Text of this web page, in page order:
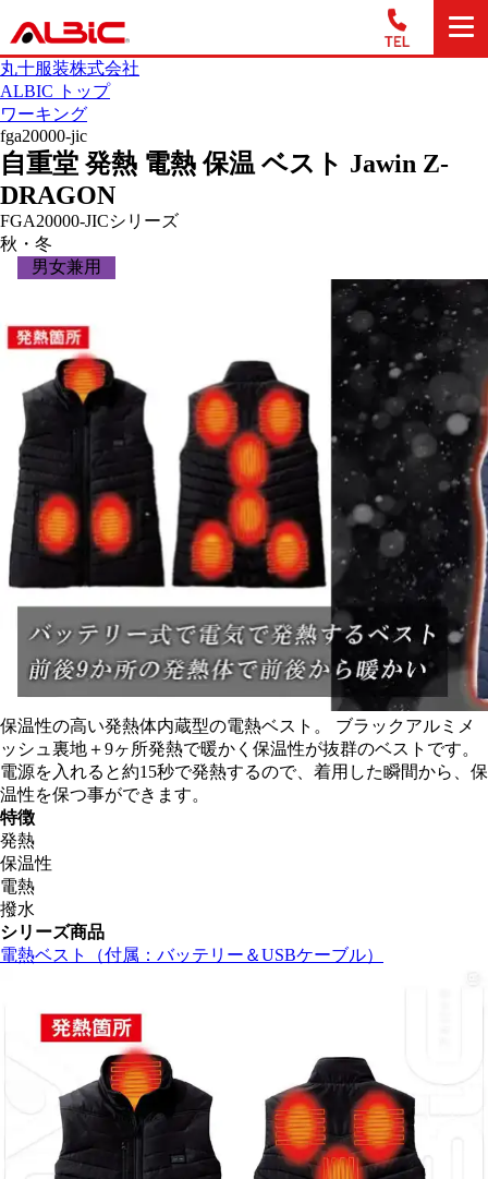
丸十服装株式会社
ALBIC トップ
ワーキング
fga20000-jic
自重堂 発熱 電熱 保温 ベスト Jawin Z-
DRAGON
FGA20000-JICシリーズ
秋・冬
男女兼用
保温性の高い発熱体内蔵型の電熱ベスト。 ブラックアルミメ
ッシュ裏地＋9ヶ所発熱で暖かく保温性が抜群のベストです。
電源を入れると約15秒で発熱するので、着用した瞬間から、保
温性を保つ事ができます。
特徴
発熱
保温性
電熱
撥水
シリーズ商品
電熱ベスト（付属：バッテリー＆USBケーブル）